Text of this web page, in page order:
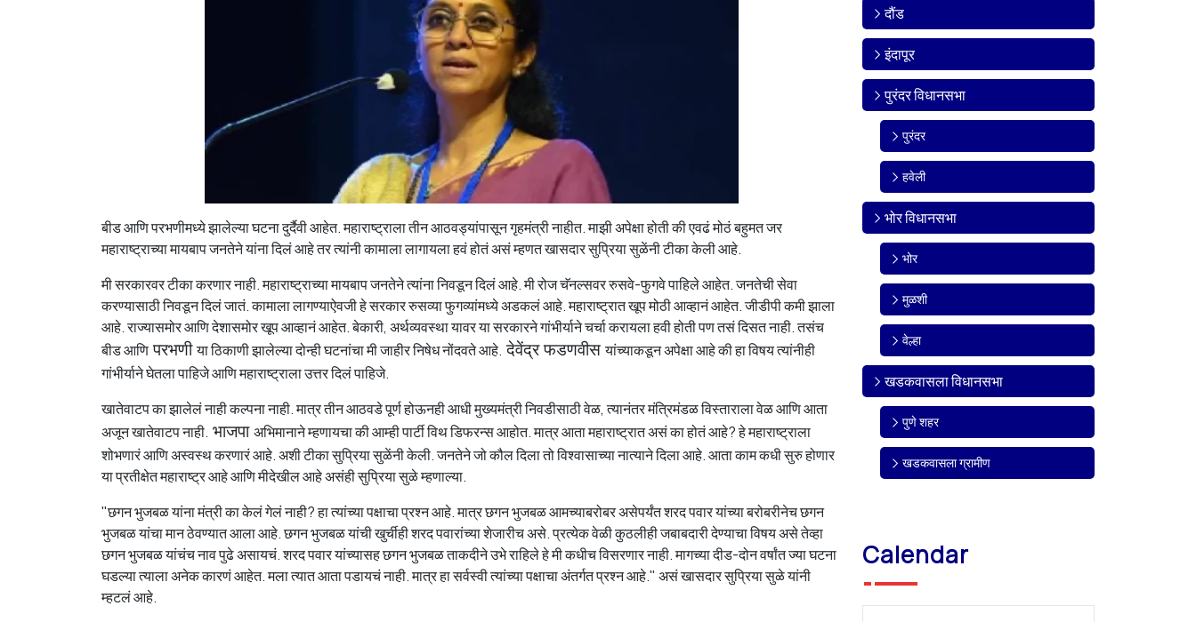
बीड आणि परभणीमध्ये झालेल्या घटना दुर्दैवी आहेत. महाराष्ट्राला तीन आठवड्यांपासून गृहमंत्री नाहीत. माझी अपेक्षा होती की एवढं मोठं बहुमत जर
महाराष्ट्राच्या मायबाप जनतेने यांना दिलं आहे तर त्यांनी कामाला लागायला हवं होतं असं म्हणत खासदार सुप्रिया सुळेंनी टीका केली आहे.
मी सरकारवर टीका करणार नाही. महाराष्ट्राच्या मायबाप जनतेने त्यांना निवडून दिलं आहे. मी रोज चॅनल्सवर रुसवे-फुगवे पाहिले आहेत. जनतेची सेवा
करण्यासाठी निवडून दिलं जातं. कामाला लागण्याऐवजी हे सरकार रुसव्या फुगव्यांमध्ये अडकलं आहे. महाराष्ट्रात खूप मोठी आव्हानं आहेत. जीडीपी कमी झाला
आहे. राज्यासमोर आणि देशासमोर खूप आव्हानं आहेत. बेकारी, अर्थव्यवस्था यावर या सरकारने गांभीर्याने चर्चा करायला हवी होती पण तसं दिसत नाही. तसंच
बीड आणिपरभणीया ठिकाणी झालेल्या दोन्ही घटनांचा मी जाहीर निषेध नोंदवते आहे. देवेंद्र फडणवीसयांच्याकडून अपेक्षा आहे की हा विषय त्यांनीही
गांभीर्याने घेतला पाहिजे आणि महाराष्ट्राला उत्तर दिलं पाहिजे.
खातेवाटप का झालेलं नाही कल्पना नाही. मात्र तीन आठवडे पूर्ण होऊनही आधी मुख्यमंत्री निवडीसाठी वेळ, त्यानंतर मंत्रिमंडळ विस्ताराला वेळ आणि आता
अजून खातेवाटप नाही. भाजपाअभिमानाने म्हणायचा की आम्ही पार्टी विथ डिफरन्स आहोत. मात्र आता महाराष्ट्रात असं का होतं आहे? हे महाराष्ट्राला
शोभणारं आणि अस्वस्थ करणारं आहे. अशी टीका सुप्रिया सुळेंनी केली. जनतेने जो कौल दिला तो विश्वासाच्या नात्याने दिला आहे. आता काम कधी सुरु होणार
या प्रतीक्षेत महाराष्ट्र आहे आणि मीदेखील आहे असंही सुप्रिया सुळे म्हणाल्या.
"छगन भुजबळ यांना मंत्री का केलं गेलं नाही? हा त्यांच्या पक्षाचा प्रश्न आहे. मात्र छगन भुजबळ आमच्याबरोबर असेपर्यंत शरद पवार यांच्या बरोबरीनेच छगन
भुजबळ यांचा मान ठेवण्यात आला आहे. छगन भुजबळ यांची खुर्चीही शरद पवारांच्या शेजारीच असे. प्रत्येक वेळी कुठलीही जबाबदारी देण्याचा विषय असे तेव्हा
छगन भुजबळ यांचंच नाव पुढे असायचं. शरद पवार यांच्यासह छगन भुजबळ ताकदीने उभे राहिले हे मी कधीच विसरणार नाही. मागच्या दीड-दोन वर्षांत ज्या घटना
घडल्या त्याला अनेक कारणं आहेत. मला त्यात आता पडायचं नाही. मात्र हा सर्वस्वी त्यांच्या पक्षाचा अंतर्गत प्रश्न आहे." असं खासदार सुप्रिया सुळे यांनी
म्हटलं आहे.
दौंड
इंदापूर
पुरंदर विधानसभा
पुरंदर
हवेली
भोर विधानसभा
भोर
मुळशी
वेल्हा
खडकवासला विधानसभा
पुणे शहर
खडकवासला ग्रामीण
Calendar